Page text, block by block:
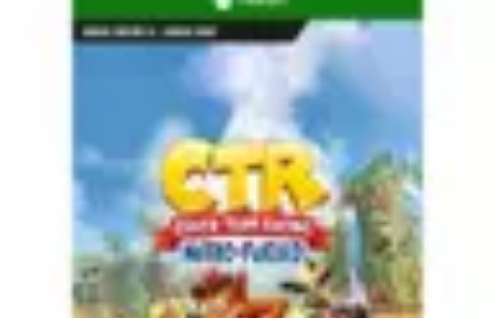
Retour en Classe
stratégiesActivités ScolairesRentrée Scolaire
Aménagement de
Activités et Ressources
Retour en Classe